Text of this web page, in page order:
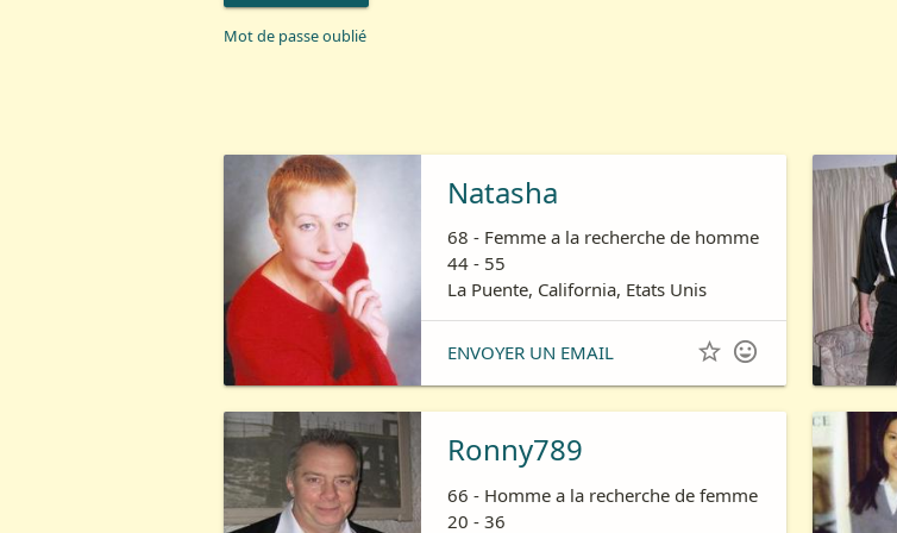
Mot de passe oublié
Natasha
68 - Femme a la recherche de homme
44 - 55
La Puente, California, Etats Unis
ENVOYER UN EMAIL  
Ronny789
66 - Homme a la recherche de femme
20 - 36